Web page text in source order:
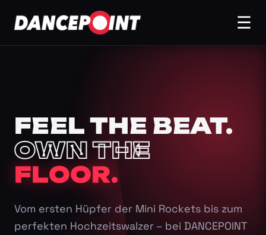
☰
FEEL THE BEAT.
OWN THE
FLOOR.
Vom ersten Hüpfer der Mini Rockets bis zum
perfekten Hochzeitswalzer – bei DANCEPOINT